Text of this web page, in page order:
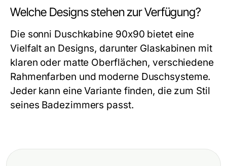
Welche Designs stehen zur Verfügung?
Die sonni Duschkabine 90x90 bietet eine
Vielfalt an Designs, darunter Glaskabinen mit
klaren oder matte Oberflächen, verschiedene
Rahmenfarben und moderne Duschsysteme.
Jeder kann eine Variante finden, die zum Stil
seines Badezimmers passt.